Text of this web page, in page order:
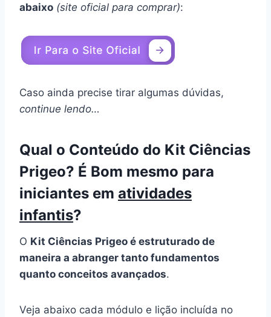
abaixo (site oficial para comprar):
Caso ainda precise tirar algumas dúvidas,
continue lendo…
Qual o Conteúdo do Kit Ciências
Prigeo? É Bom mesmo para
iniciantes em atividades
infantis?
O Kit Ciências Prigeo é estruturado de
maneira a abranger tanto fundamentos
quanto conceitos avançados.
Veja abaixo cada módulo e lição incluída no